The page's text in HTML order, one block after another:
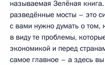
называемая Зелёная
разведённые мосты – это
с вами нужно думать о том,
в виду те проблемы,
экономикой и перед
самое главное – а здесь